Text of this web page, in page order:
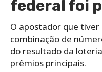
federal foi
O apostador que
combinação de
do resultado da
prêmios principais.